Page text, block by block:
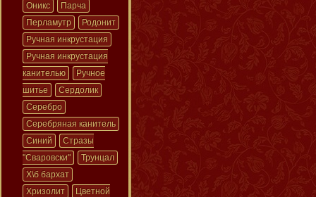
Оникс
Парча
Перламутр
Родонит
Ручная инкрустация
Ручная инкрустация
канителью
Ручное
шитье
Сердолик
Серебро
Серебряная канитель
Синий
Стразы
"Сваровски"
Трунцал
Х\б бархат
Хризолит
Цветной